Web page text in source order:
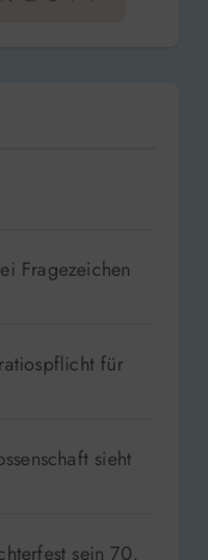
Fragezeichen
für
sieht
sein 70.